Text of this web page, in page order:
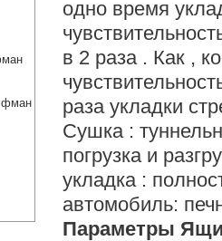
одно время
в 2 раза . Как ,
раза укладки
Сушка :
погрузка и
укладка :
автомобиль:
Параметры